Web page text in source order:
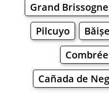
Grand Brissogne
Pilcuyo
Combrée
Cañada de